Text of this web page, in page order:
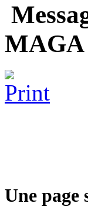
MAGA
Une page